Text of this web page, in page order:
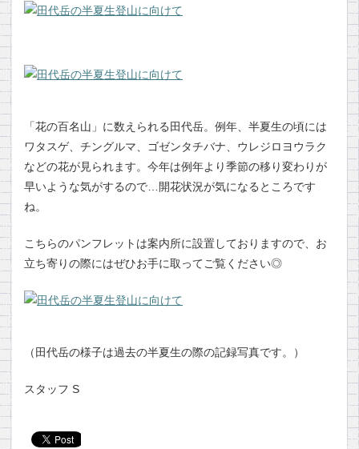
「花の百名山」に数えられる田代岳。例年、半夏生の頃には
ワタスゲ、チングルマ、ゴゼンタチバナ、ウレジロヨウラク
などの花が見られます。今年は例年より季節の移り変わりが
早いような気がするので…開花状況が気になるところです
ね。
こちらのパンフレットは案内所に設置しておりますので、お
立ち寄りの際にはぜひお手に取ってご覧ください◎
（田代岳の様子は過去の半夏生の際の記録写真です。）
スタッフ S